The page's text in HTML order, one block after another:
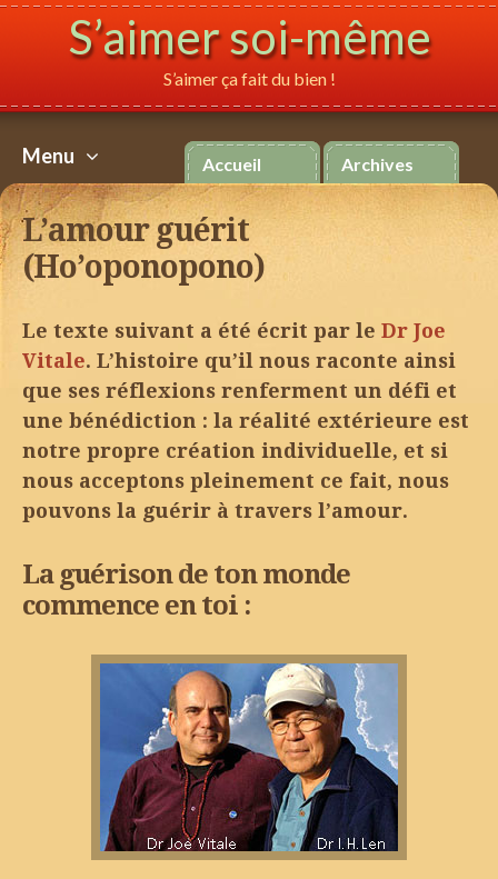
S’aimer soi-même
S’aimer ça fait du bien !
Menu
Aller
au
contenu
Accueil Archives
Español Italiano
L’amour guérit
(Ho’oponopono)
Le texte suivant a été écrit par le Dr Joe
Vitale. L’histoire qu’il nous raconte ainsi
que ses réflexions renferment un défi et
une bénédiction : la réalité extérieure est
notre propre création individuelle, et si
nous acceptons pleinement ce fait, nous
pouvons la guérir à travers l’amour.
La guérison de ton monde
commence en toi :